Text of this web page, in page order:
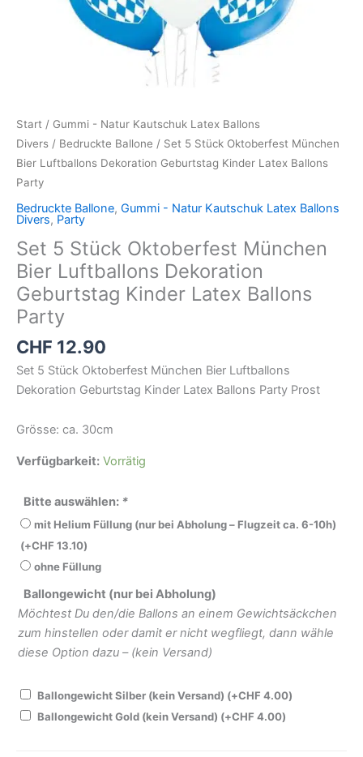
Start / Gummi - Natur Kautschuk Latex Ballons
Divers / Bedruckte Ballone / Set 5 Stück Oktoberfest München
Bier Luftballons Dekoration Geburtstag Kinder Latex Ballons
Party
Bedruckte Ballone, Gummi - Natur Kautschuk Latex Ballons
Divers, Party
Set 5 Stück Oktoberfest München
Bier Luftballons Dekoration
Geburtstag Kinder Latex Ballons
Party
CHF 12.90
Set 5 Stück Oktoberfest München Bier Luftballons
Dekoration Geburtstag Kinder Latex Ballons Party Prost
Grösse: ca. 30cm
Verfügbarkeit: Vorrätig
Bitte auswählen: *
mit Helium Füllung (nur bei Abholung – Flugzeit ca. 6-10h)
(+CHF 13.10)
ohne Füllung
Ballongewicht (nur bei Abholung)
Möchtest Du den/die Ballons an einem Gewichtsäckchen
zum hinstellen oder damit er nicht wegfliegt, dann wähle
diese Option dazu – (kein Versand)
Ballongewicht Silber (kein Versand) (+CHF 4.00)
Ballongewicht Gold (kein Versand) (+CHF 4.00)